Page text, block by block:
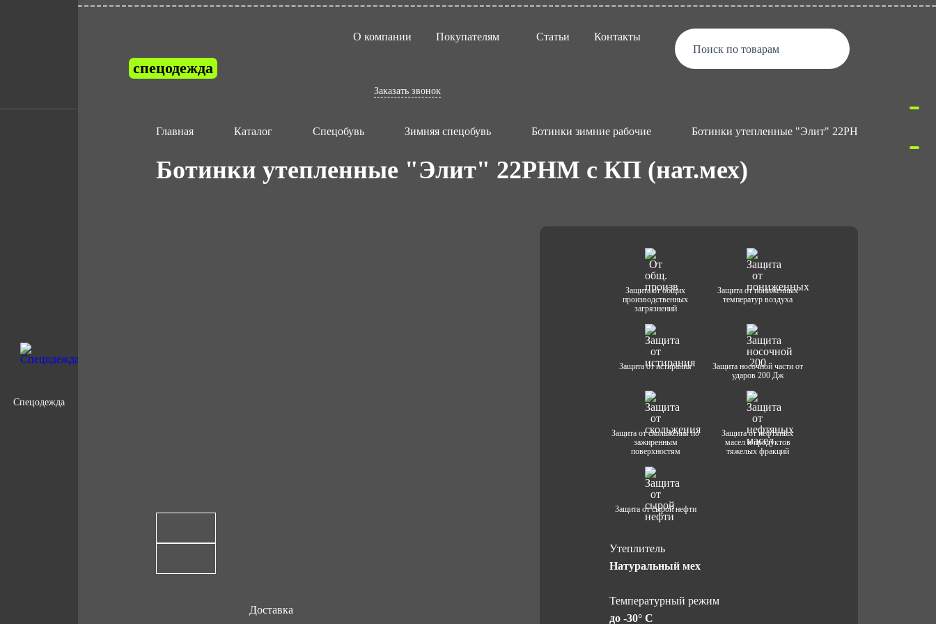
спецодежда
О компании Покупателям Статьи Контакты
Заказать звонок
Поиск по товарам
Спецодежда
Главная Каталог Спецобувь Зимняя спецобувь Ботинки зимние рабочие Ботинки утепленные "Элит" 22РНМ с КП
Ботинки утепленные "Элит" 22РНМ с КП (нат.мех)
Доставка
Защита от общих
производственных
загрязнений
Защита от пониженных
температур воздуха
Защита от истирания
Защита носочной части от
ударов 200 Дж
Защита от скольжения по
зажиренным
поверхностям
Защита от нефтяных
масел и продуктов
тяжелых фракций
Защита от сырой нефти
Утеплитель
Натуральный мех
Температурный режим
до -30° C